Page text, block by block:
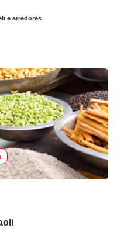
e arredores